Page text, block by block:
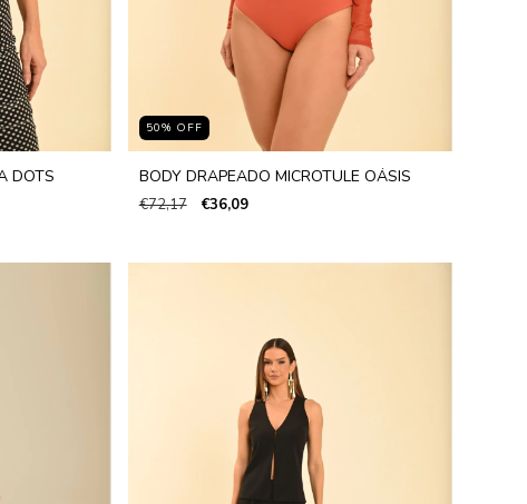
DOTS
50% OFF
BODY DRAPEADO MICROTULE OÁSIS
€72,17 €36,09